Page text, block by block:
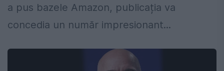
a pus bazele Amazon, publicația va
concedia un număr impresionant...